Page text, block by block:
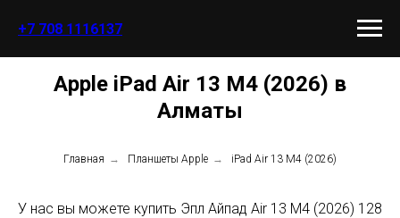
+7 708 1116137
Apple iPad Air 13 M4 (2026) в
Алматы
Главная → Планшеты Apple → iPad Air 13 M4 (2026)
У нас вы можете купить Эпл Айпад Air 13 M4 (2026) 128